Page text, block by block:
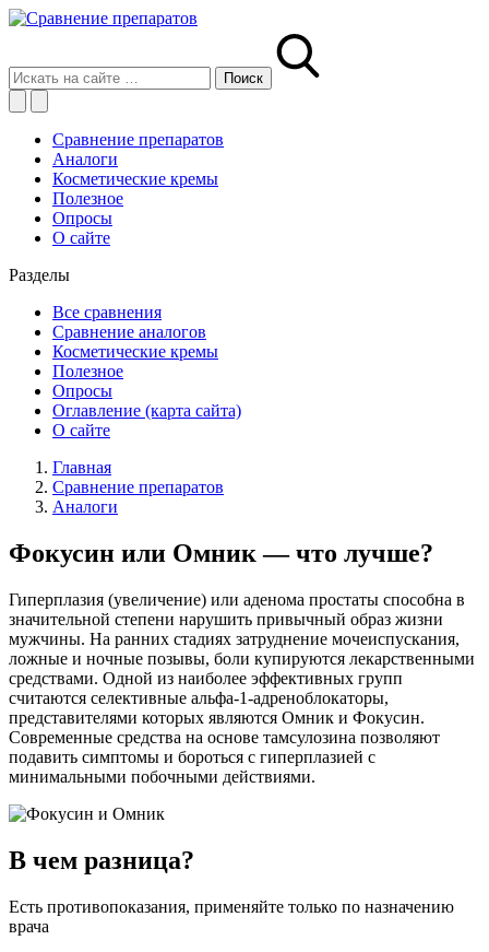
Сравнение препаратов
Аналоги
Косметические кремы
Полезное
Опросы
О сайте
Разделы
Все сравнения
Сравнение аналогов
Косметические кремы
Полезное
Опросы
Оглавление (карта сайта)
О сайте
Главная
Сравнение препаратов
Аналоги
Фокусин или Омник — что лучше?
Гиперплазия (увеличение) или аденома простаты способна в
значительной степени нарушить привычный образ жизни
мужчины. На ранних стадиях затруднение мочеиспускания,
ложные и ночные позывы, боли купируются лекарственными
средствами. Одной из наиболее эффективных групп
считаются селективные альфа-1-адреноблокаторы,
представителями которых являются Омник и Фокусин.
Современные средства на основе тамсулозина позволяют
подавить симптомы и бороться с гиперплазией с
минимальными побочными действиями.
В чем разница?
Есть противопоказания, применяйте только по назначению
врача